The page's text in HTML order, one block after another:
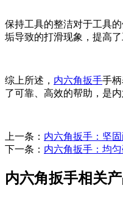
保持工具的整洁对于工具
垢导致的打滑现象，提高了
综上所述， 内六角扳手手
了可靠、高效的帮助，是
上一条： 内六角扳手：坚
下一条： 内六角扳手：均
内六角扳手相关